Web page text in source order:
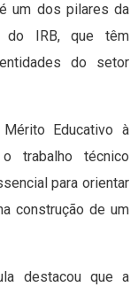
é um dos pilares da
do IRB, que têm
do setor
Educativo à
trabalho técnico
para orientar
construção de um
destacou que a